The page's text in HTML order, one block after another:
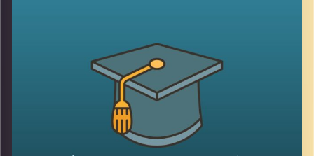
לקיימות, מציינת שיש עוד מקור ממנו יכולים להגיע שינויים.
האמצע. אז מיהם אותם "אנשי אמצע" ולמה הם כל כך
חשובים? האזינו לשיחה.
לשיחה שקיימתי עם פרופ' יעל פרג על מכסות פחמן אישיות –